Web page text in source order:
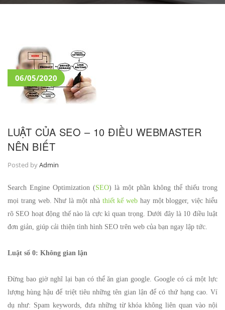
06/05/2020
LUẬT CỦA SEO – 10 ĐIỀU WEBMASTER
NÊN BIẾT
Posted byAdmin
Search Engine Optimization (SEO) là một phần không thể thiếu trong
mọi trang web. Như là một nhà thiết kế web hay một blogger, việc hiểu
rõ SEO hoạt động thế nào là cực kì quan trọng. Dưới đây là 10 điều luật
đơn giản, giúp cải thiện tình hình SEO trên web của bạn ngay lập tức.
Luật số 0: Không gian lận
Đừng bao giờ nghĩ lại bạn có thể ăn gian google. Google có cả một lực
lượng hùng hậu để triệt tiêu những tên gian lận để có thứ hạng cao. Ví
dụ như: Spam keywords, đưa những từ khóa không liên quan vào nội